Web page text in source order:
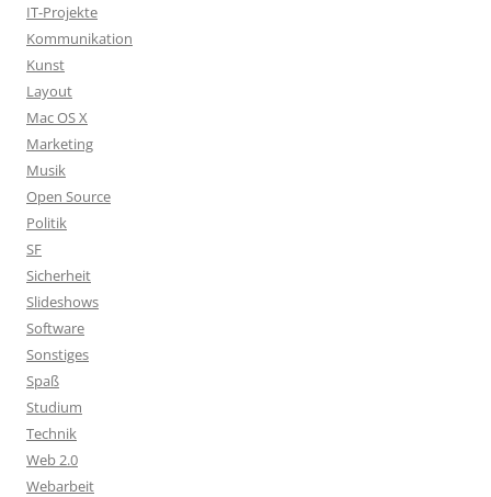
IT-Projekte
Kommunikation
Kunst
Layout
Mac OS X
Marketing
Musik
Open Source
Politik
SF
Sicherheit
Slideshows
Software
Sonstiges
Spaß
Studium
Technik
Web 2.0
Webarbeit